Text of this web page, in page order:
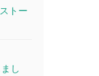
トー
し